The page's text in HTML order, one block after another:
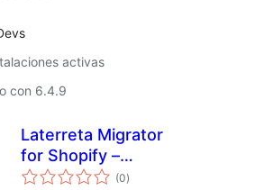
activas
con 6.4.9
Laterreta Migrator
for Shopify –
Migrate Shopify to
(0total
de
)